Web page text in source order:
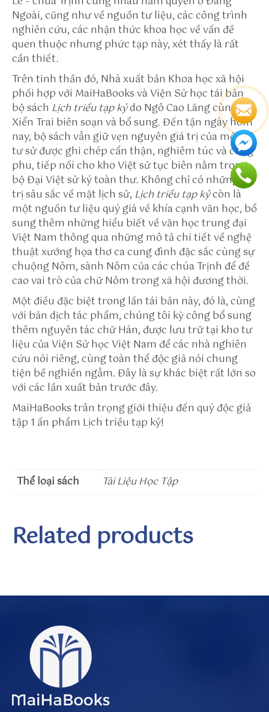
n
w
in
to
h
tt
p
s:
//
v
h
e
a
r
t
s.
n
e
t
/s
u
n
w
i
n
t
o
h
tt
p
w
e
h
ti
m
w
in
Ngoài, cũng như về nguồn tư liệu, các công trình
nghiên cứu, các nhận thức khoa học về vấn đề
quen thuộc nhưng phức tạp này, xét thấy là rất
cần thiết.
Trên tinh thần đó, Nhà xuất bản Khoa học xã hội
phối hợp với MaiHaBooks và Viện Sử học tái bản
bộ sách Lịch triều tạp kỷdo Ngô Cao Lãng cùng
Xiển Trai biên soạn và bổ sung. Đến tận ngày hôm
nay, bộ sách vẫn giữ vẹn nguyên giá trị của một bộ
tư sử được ghi chép cẩn thận, nghiêm túc và công
phu, tiếp nối cho kho Việt sử tục biên nằm trong
bộ Đại Việt sử ký toàn thư. Không chỉ có những giá
trị sâu sắc về mặt lịch sử, Lịch triều tạp kỷcòn là
một nguồn tư liệu quý giá về khía cạnh văn học, bổ
sung thêm những hiểu biết về văn học trung đại
Việt Nam thông qua những mô tả chi tiết về nghệ
thuật xướng họa thơ ca cung đình đặc sắc cùng sự
chuộng Nôm, sành Nôm của các chúa Trịnh để đề
cao vai trò của chữ Nôm trong xã hội đương thời.
Một điều đặc biệt trong lần tái bản này, đó là, cùng
với bản dịch tác phẩm, chúng tôi kỳ công bổ sung
thêm nguyên tác chữ Hán, được lưu trữ tại kho tư
liệu của Viện Sử học Việt Nam để các nhà nghiên
cứu nói riêng, cùng toàn thể độc giả nói chung
tiện bề nghiền ngẫm. Đây là sự khác biệt rất lớn so
với các lần xuất bản trước đây.
MaiHaBooks trân trọng giới thiệu đến quý độc giả
tập 1 ấn phẩm Lịch triều tạp kỷ!
Thể loại sách Tài Liệu Học Tập
Related products